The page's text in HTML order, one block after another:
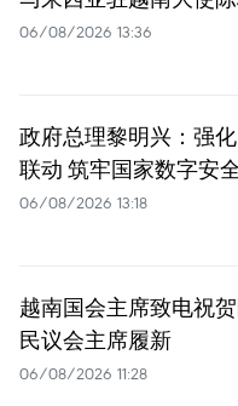
06/08/2026 13:36
政府总理黎明兴：强
联动 筑牢国家数字安
06/08/2026 13:18
越南国会主席致电祝
民议会主席履新
06/08/2026 11:28